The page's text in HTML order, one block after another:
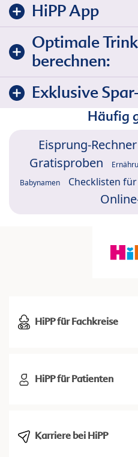
HiPP App
Optimale
berechnen:
Exklusive
Häufig
Eisprung-Rechner
Gratisproben
Babynamen Checklisten
HiPP für Fachkreise
HiPP für Patienten
Karriere bei HiPP